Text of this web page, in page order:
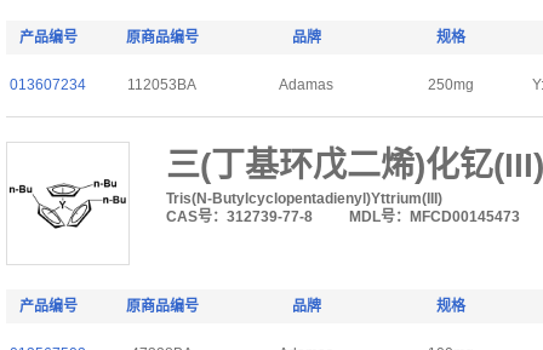
产品编号 原商品编号 品牌 规格
013607234 112053BA Adamas 250mg
三(丁基环戊二烯)化钇(III)
Tris(N-Butylcyclopentadienyl)Yttrium(III)
CAS号：312739-77-8
MDL号：MFCD00145473
产品编号 原商品编号 品牌 规格